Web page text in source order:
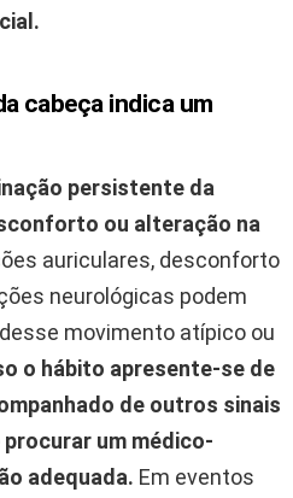
cabeça indica um
persistente da
ou alteração na
auriculares, desconforto
neurológicas podem
movimento atípico ou
o hábito apresente-se de
de outros sinais
um médico-
adequada. Em eventos